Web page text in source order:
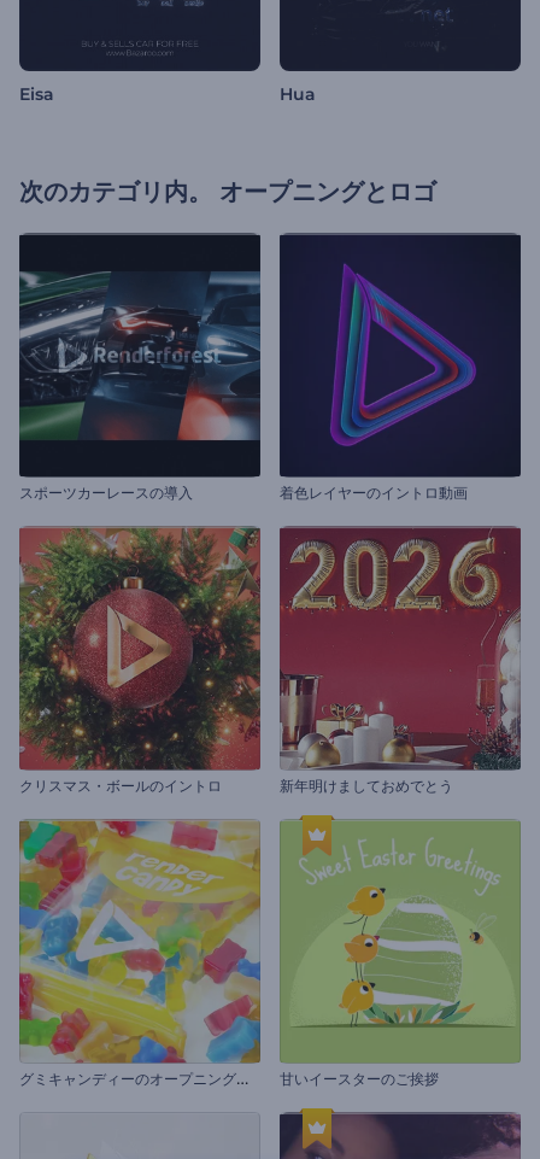
Eisa Hua
次のカテゴリ内。 オープニングとロゴ
スポーツカーレースの導入 着色レイヤーのイントロ動画
クリスマス・ボールのイントロ 新年明けましておめでとう
グ
ミキャンディーのオープニング動画 甘いイースターのご挨拶